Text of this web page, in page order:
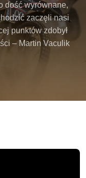
dość wyrównane,
zaczęli nasi
punktów zdobył
– Martin Vaculik